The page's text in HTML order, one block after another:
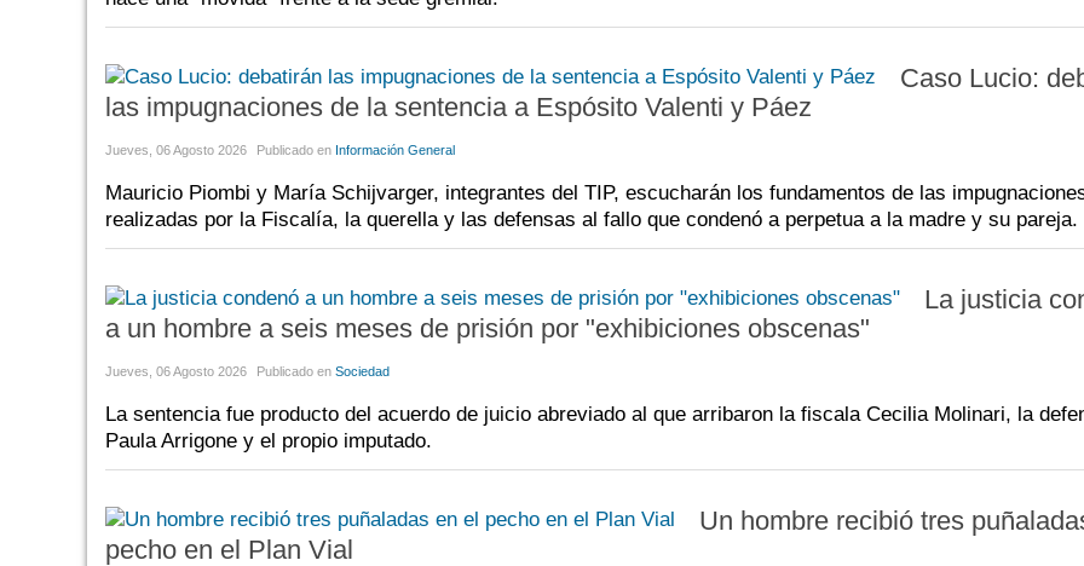
Caso Lucio:
las impugnaciones de la sentencia a Espósito Valenti y Páez
Jueves, 06 Agosto 2026 Publicado en Información General
Mauricio Piombi y María Schijvarger, integrantes del TIP, escucharán los fundamentos de las
realizadas por la Fiscalía, la querella y las defensas al fallo que condenó a perpetua a la madre y su pareja.
La justicia
a un hombre a seis meses de prisión por "exhibiciones obscenas"
Jueves, 06 Agosto 2026 Publicado en Sociedad
La sentencia fue producto del acuerdo de juicio abreviado al que arribaron la fiscala Cecilia Molinari, la
Paula Arrigone y el propio imputado.
Un hombre recibió tres
pecho en el Plan Vial